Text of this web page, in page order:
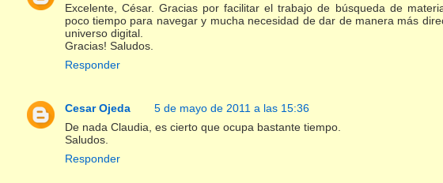
Excelente, César. Gracias por facilitar el trabajo de búsqueda de
poco tiempo para navegar y mucha necesidad de dar de manera más
universo digital.
Gracias! Saludos.
Responder
Cesar Ojeda
5 de mayo de 2011 a las 15:36
De nada Claudia, es cierto que ocupa bastante tiempo.
Saludos.
Responder